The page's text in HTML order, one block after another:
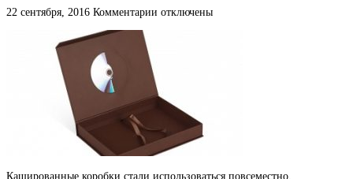
22 сентября, 2016 Комментарии к
набора
отключены
Кашированные коробки стали использоваться повсеместно.